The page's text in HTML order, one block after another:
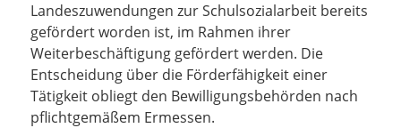
Landeszuwendungen zur Schulsozialarbeit bereits
gefördert worden ist, im Rahmen ihrer
Weiterbeschäftigung gefördert werden. Die
Entscheidung über die Förderfähigkeit einer
Tätigkeit obliegt den Bewilligungsbehörden nach
pflichtgemäßem Ermessen.